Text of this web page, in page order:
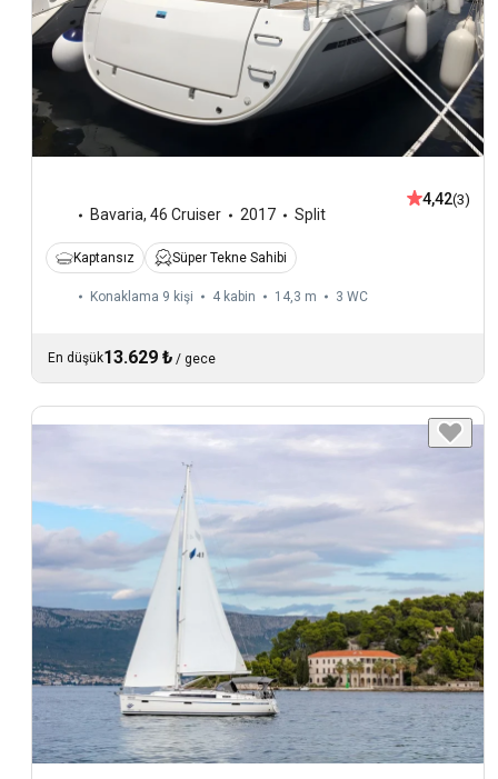
Bavaria, 46 Cruiser 2017 Split
4,42(3)
Kaptansız Süper Tekne Sahibi
Konaklama 9 kişi 4 kabin 14,3 m 3 WC
En düşük13.629 ₺ / gece